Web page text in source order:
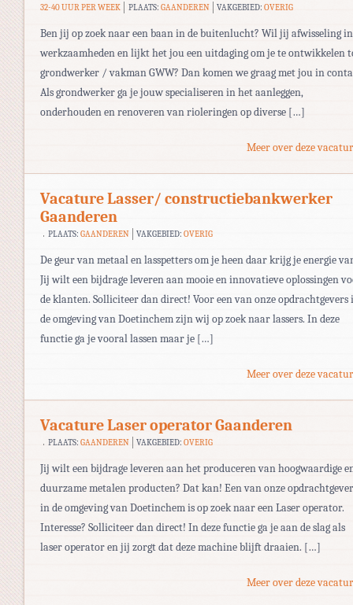
32-40 UUR PER WEEK PLAATS: GAANDEREN VAKGEBIED:OVERIG
Ben jij op zoek naar een baan in de buitenlucht? Wil jij afwisseling
werkzaamheden en lijkt het jou een uitdaging om je te ontwikkelen
grondwerker / vakman GWW? Dan komen we graag met jou in
Als grondwerker ga je jouw specialiseren in het aanleggen,
onderhouden en renoveren van rioleringen op diverse […]
Meer over deze
Vacature Lasser/ constructiebankwerker
Gaanderen
PLAATS: GAANDEREN VAKGEBIED:OVERIG
De geur van metaal en lasspetters om je heen daar krijg je energie
Jij wilt een bijdrage leveren aan mooie en innovatieve oplossingen
de klanten. Solliciteer dan direct! Voor een van onze opdrachtgevers
de omgeving van Doetinchem zijn wij op zoek naar lassers. In deze
functie ga je vooral lassen maar je […]
Meer over deze
Vacature Laser operator Gaanderen
PLAATS: GAANDEREN VAKGEBIED:OVERIG
Jij wilt een bijdrage leveren aan het produceren van hoogwaardige
duurzame metalen producten? Dat kan! Een van onze
in de omgeving van Doetinchem is op zoek naar een Laser operator.
Interesse? Solliciteer dan direct! In deze functie ga je aan de slag als
laser operator en jij zorgt dat deze machine blijft draaien. […]
Meer over deze